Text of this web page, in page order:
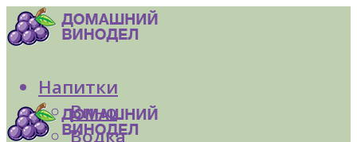
Напитки
Вино
Водка